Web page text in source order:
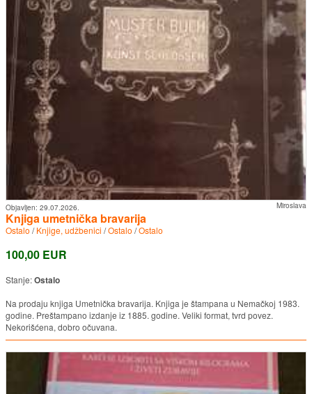
Miroslava
Objavljen: 29.07.2026.
Knjiga umetnička bravarija
Ostalo /Knjige, udžbenici /Ostalo /Ostalo
100,00 EUR
Stanje:Ostalo
Na prodaju knjiga Umetnička bravarija. Knjiga je štampana u Nemačkoj 1983.
godine. Preštampano izdanje iz 1885. godine. Veliki format, tvrd povez.
Nekorišćena, dobro očuvana.